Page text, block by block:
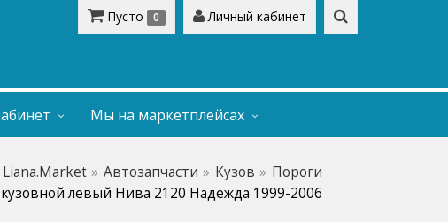
Пусто 0 Личный кабинет
Мы на маркетплейсах
Liana.Market Автозапчасти Кузов
Пороги
левый Нива 2120 Надежда 1999-2006